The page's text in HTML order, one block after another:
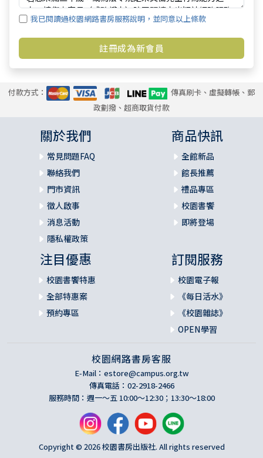
我已閱讀過校園網路書房服務說明，並同意以上條款
付款方式：
傳真刷卡、虛擬轉帳、郵
政劃撥、超商取貨付款
關於我們
常見問題FAQ
聯絡我們
門市資訊
徵人啟事
消息活動
隱私權政策
商品快訊
全館新品
館長推薦
禮品專區
校園書饗
即將登場
注目優惠
校園書饗特惠
全部特惠案
預約專區
訂閱服務
校園電子報
《每日活水》
《校園雜誌》
OPEN學習
校園網路書房客服
E-Mail： estore@campus.org.tw
傳真電話：02-2918-2466
服務時間：週一～五 10:00～12:30；13:30～18:00
Copyright © 2026 校園書房出版社. All rights reserved